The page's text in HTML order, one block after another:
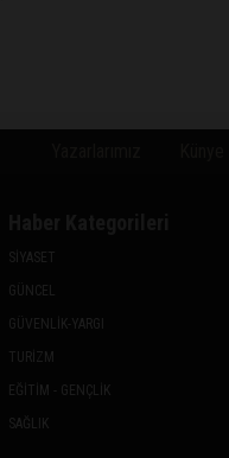
SİYASET
GÜNCEL
GÜVENLİK-YARGI
TURİZM
EĞİTİM - GENÇLİK
SAĞLIK